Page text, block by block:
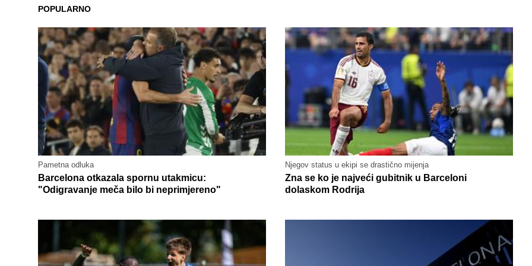
POPULARNO
Pametna odluka
Barcelona otkazala spornu utakmicu:
"Odigravanje meča bilo bi neprimjereno"
Njegov status u ekipi se drastično mijenja
Zna se ko je najveći gubitnik u Barceloni
dolaskom Rodrija